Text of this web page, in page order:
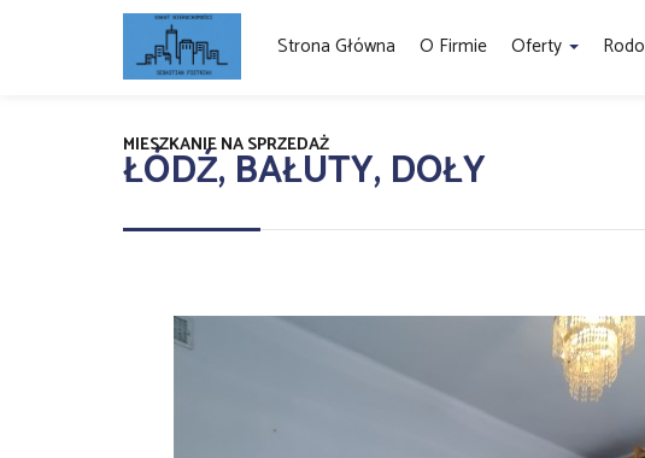
Strona Główna O Firmie Oferty Rodo
ŁÓDŹ, BAŁUTY, DOŁY
MIESZKANIE NA SPRZEDAŻ